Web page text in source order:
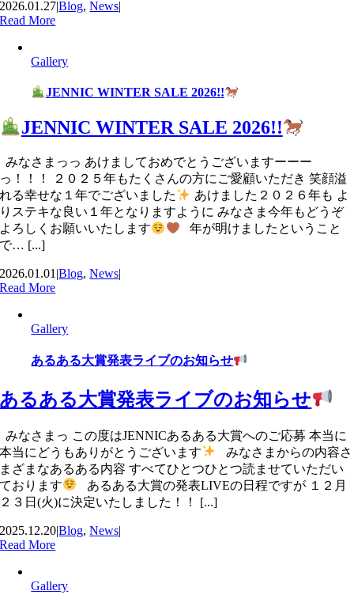
2026.01.27|Blog,News|
Read More
Gallery
JENNIC WINTER SALE 2026!!
JENNIC WINTER SALE 2026!!
みなさまっっ あけましておめでとうございますーーー
っ！！！ ２０２５年もたくさんの方にご愛顧いただき 笑顔溢
れる幸せな１年でございました
あけました２０２６年も よ
りステキな良い１年となりますように みなさま今年もどうぞ
よろしくお願いいたします
年が明けましたということ
で… [...]
2026.01.01 |Blog,News|
Read More
Gallery
あるある大賞発表ライブのお知らせ
あるある大賞発表ライブのお知らせ
みなさまっ この度はJENNICあるある大賞へのご応募 本当に
本当にどうもありがとうございます
みなさまからの内容さ
まざまなあるある内容 すべてひとつひとつ読ませていただい
ております
あるある大賞の発表LIVEの日程ですが １２月
２３日(火)に決定いたしました！！ [...]
2025.12.20|Blog,News|
Read More
Gallery